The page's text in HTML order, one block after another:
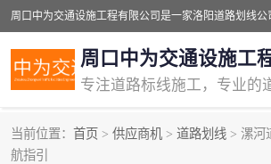
周口中为交通设施工
当前位置： 首页 > 供应商机 > 道路划线 > 漯河
航指引
交通道路标线